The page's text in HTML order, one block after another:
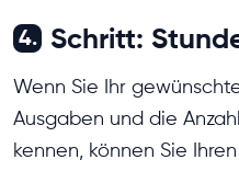
4. Schritt:
Wenn Sie Ihr
Ausgaben und die
kennen, können Sie